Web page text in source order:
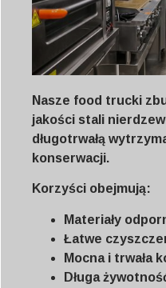
Nasze food trucki
jakości stali
długotrwałą
konserwacji.
Korzyści obejmują:
Materiały
Łatwe
Mocna i trwała
Długa